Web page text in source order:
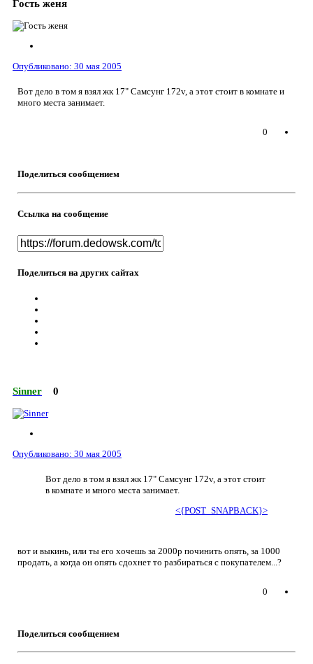
Гость женя
Опубликовано: 30 мая 2005
Вот дело в том я взял жк 17" Самсунг 172v, а этот стоит в комнате и
много места занимает.
0
Поделиться сообщением
Ссылка на сообщение
Поделиться на других сайтах
Sinner 0
Опубликовано: 30 мая 2005
Вот дело в том я взял жк 17" Самсунг 172v, а этот стоит
в комнате и много места занимает.
<{POST_SNAPBACK}>
вот и выкинь, или ты его хочешь за 2000р починить опять, за 1000
продать, а когда он опять сдохнет то разбираться с покупателем...?
0
Поделиться сообщением